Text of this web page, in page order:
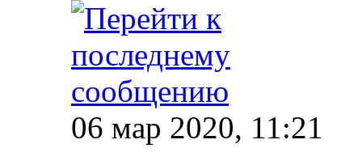
06 мар 2020, 11:21